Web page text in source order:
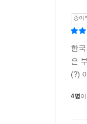
종이
한
은